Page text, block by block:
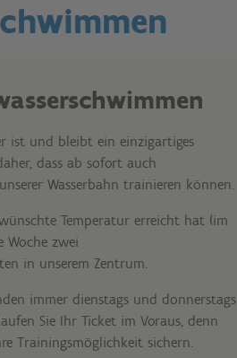
ist und bleibt ein einzigartiges
dass ab sofort auch
Wasserbahn trainieren können.
Temperatur erreicht hat (im
Woche zwei
in unserem Zentrum.
immer dienstags und donnerstags
Sie Ihr Ticket im Voraus, denn
Trainingsmöglichkeit sichern.